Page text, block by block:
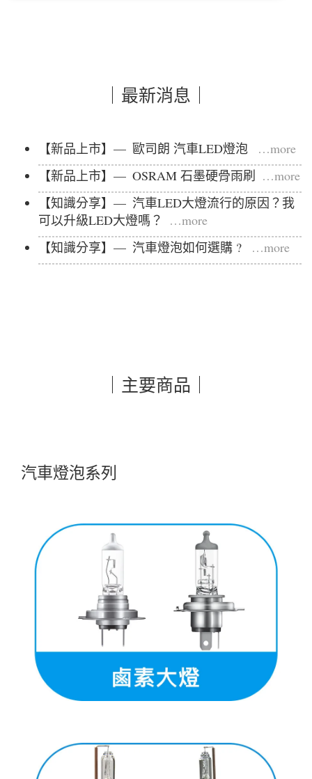
｜最新消息｜
【新品上市】— 歐司朗 汽車LED燈泡
…more
【新品上市】— OSRAM 石墨硬骨雨刷 …more
【知識分享】— 汽車LED大燈流行的原因？我
可以升級LED大燈嗎？
…more
【知識分享】— 汽車燈泡如何選購 ?
…more
｜主要商品｜
汽車燈泡系列